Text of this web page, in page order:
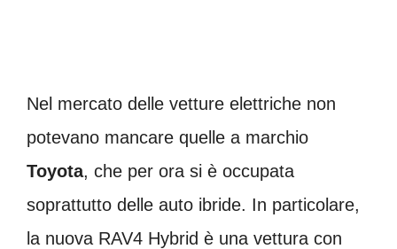
Nel mercato delle vetture elettriche non
potevano mancare quelle a marchio
Toyota, che per ora si è occupata
soprattutto delle auto ibride. In particolare,
la nuova RAV4 Hybrid è una vettura con